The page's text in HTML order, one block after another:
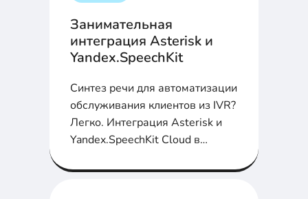
Занимательная
интеграция Asterisk и
Yandex.SpeechKit
Синтез речи для автоматизации
обслуживания клиентов из IVR?
Легко. Интеграция Asterisk и
Yandex.SpeechKit Cloud в